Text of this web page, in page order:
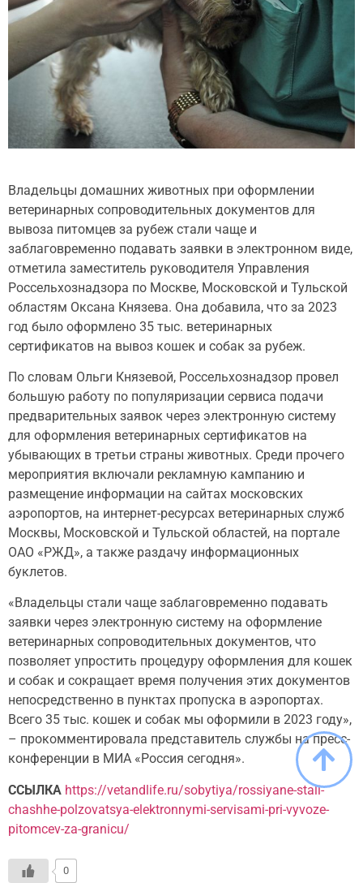
Владельцы домашних животных при оформлении
ветеринарных сопроводительных документов для
вывоза питомцев за рубеж стали чаще и
заблаговременно подавать заявки в электронном виде,
отметила заместитель руководителя Управления
Россельхознадзора по Москве, Московской и Тульской
областям Оксана Князева. Она добавила, что за 2023
год было оформлено 35 тыс. ветеринарных
сертификатов на вывоз кошек и собак за рубеж.
По словам Ольги Князевой, Россельхознадзор провел
большую работу по популяризации сервиса подачи
предварительных заявок через электронную систему
для оформления ветеринарных сертификатов на
убывающих в третьи страны животных. Среди прочего
мероприятия включали рекламную кампанию и
размещение информации на сайтах московских
аэропортов, на интернет-ресурсах ветеринарных служб
Москвы, Московской и Тульской областей, на портале
ОАО «РЖД», а также раздачу информационных
буклетов.
«Владельцы стали чаще заблаговременно подавать
заявки через электронную систему на оформление
ветеринарных сопроводительных документов, что
позволяет упростить процедуру оформления для кошек
и собак и сокращает время получения этих документов
непосредственно в пунктах пропуска в аэропортах.
Всего 35 тыс. кошек и собак мы оформили в 2023 году»,
– прокомментировала представитель службы на пресс-
конференции в МИА «Россия сегодня».
ССЫЛКА https://vetandlife.ru/sobytiya/rossiyane-stali-
chashhe-polzovatsya-elektronnymi-servisami-pri-vyvoze-
pitomcev-za-granicu/
0